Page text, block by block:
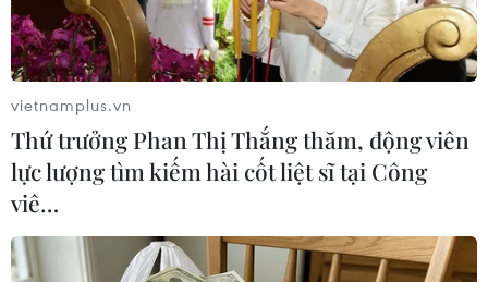
Theo dõi VietnamPlus
vietnamplus.vn
Thứ trưởng Phan Thị Thắng thăm, động viên
lực lượng tìm kiếm hài cốt liệt sĩ tại Công
viê…